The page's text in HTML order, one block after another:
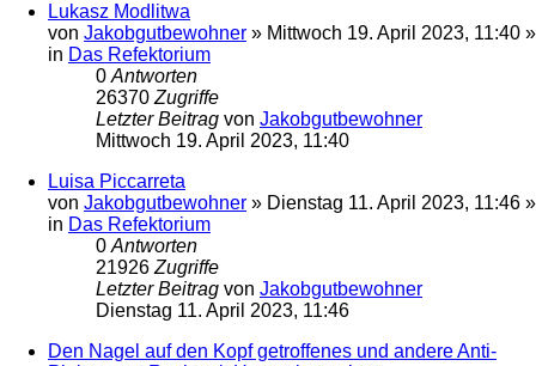
Lukasz Modlitwa
von Jakobgutbewohner » Mittwoch 19. April 2023, 11:40 »
in Das Refektorium
0 Antworten
26370 Zugriffe
Letzter Beitrag von Jakobgutbewohner
Mittwoch 19. April 2023, 11:40
Luisa Piccarreta
von Jakobgutbewohner » Dienstag 11. April 2023, 11:46 »
in Das Refektorium
0 Antworten
21926 Zugriffe
Letzter Beitrag von Jakobgutbewohner
Dienstag 11. April 2023, 11:46
Den Nagel auf den Kopf getroffenes und andere Anti-